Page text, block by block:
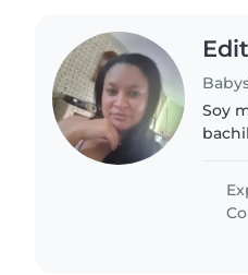
Soy